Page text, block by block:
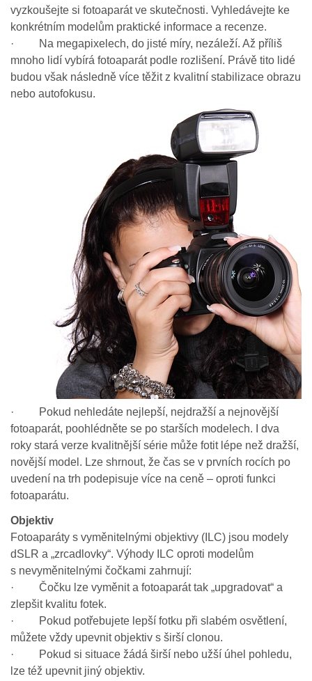
vyzkoušejte si fotoaparát ve skutečnosti. Vyhledávejte ke
konkrétním modelům praktické informace a recenze.
· Na megapixelech, do jisté míry, nezáleží. Až příliš
mnoho lidí vybírá fotoaparát podle rozlišení. Právě tito lidé
budou však následně více těžit z kvalitní stabilizace obrazu
nebo autofokusu.
· Pokud nehledáte nejlepší, nejdražší a nejnovější
fotoaparát, poohlédněte se po starších modelech. I dva
roky stará verze kvalitnější série může fotit lépe než dražší,
novější model. Lze shrnout, že čas se v prvních rocích po
uvedení na trh podepisuje více na ceně – oproti funkci
fotoaparátu.
Objektiv
Fotoaparáty s vyměnitelnými objektivy (ILC) jsou modely
dSLR a „zrcadlovky“. Výhody ILC oproti modelům
s nevyměnitelnými čočkami zahrnují:
· Čočku lze vyměnit a fotoaparát tak „upgradovat“ a
zlepšit kvalitu fotek.
· Pokud potřebujete lepší fotku při slabém osvětlení,
můžete vždy upevnit objektiv s širší clonou.
· Pokud si situace žádá širší nebo užší úhel pohledu,
lze též upevnit jiný objektiv.